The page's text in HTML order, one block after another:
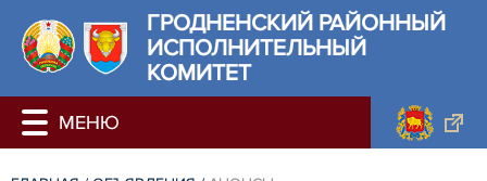
ГРОДНЕНСКИЙ РАЙОННЫЙ
ИСПОЛНИТЕЛЬНЫЙ
КОМИТЕТ